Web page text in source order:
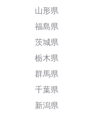
山形県
福島県
茨城県
栃木県
群馬県
千葉県
新潟県